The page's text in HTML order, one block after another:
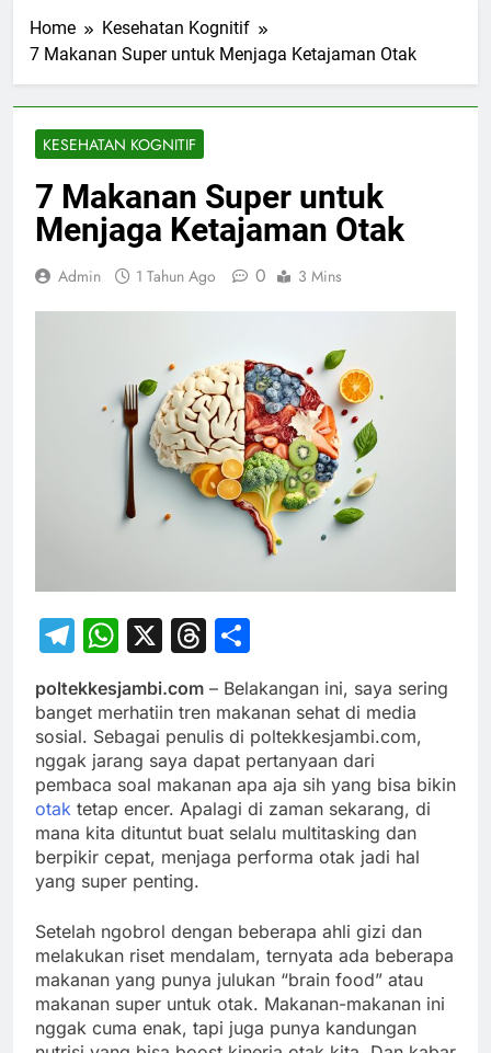
Home
Kesehatan Kognitif
7 Makanan Super untuk Menjaga Ketajaman Otak
KESEHATAN KOGNITIF
7 Makanan Super untuk
Menjaga Ketajaman Otak
Admin 1 Tahun Ago 0 3 Mins
Telegram
WhatsApp
X Threads
poltekkesjambi.com – Belakangan ini, saya sering
banget merhatiin tren makanan sehat di media
sosial. Sebagai penulis di poltekkesjambi.com,
nggak jarang saya dapat pertanyaan dari
pembaca soal makanan apa aja sih yang bisa bikin
otak tetap encer. Apalagi di zaman sekarang, di
mana kita dituntut buat selalu multitasking dan
berpikir cepat, menjaga performa otak jadi hal
yang super penting.
Setelah ngobrol dengan beberapa ahli gizi dan
melakukan riset mendalam, ternyata ada beberapa
makanan yang punya julukan “brain food” atau
makanan super untuk otak. Makanan-makanan ini
nggak cuma enak, tapi juga punya kandungan